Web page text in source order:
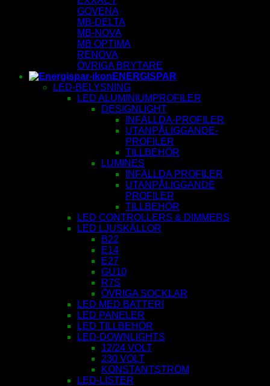
GOVENA
MB-DELTA
MB-NOVA
MB OPTIMA
RENOVA
ÖVRIGA BRYTARE
ENERGISPAR
LED-BELYSNING
LED ALUMINIUMPROFILER
DESIGNLIGHT
INFÄLLDA-PROFILER
UTANPÅLIGGANDE-
PROFILER
TILLBEHÖR
LUMINES
INFÄLLDA PROFILER
UTANPÅLIGGANDE
PROFILER
TILLBEHÖR
LED CONTROLLERS & DIMMERS
LED LJUSKÄLLOR
B22
E14
E27
GU10
R7S
ÖVRIGA SOCKLAR
LED MED BATTERI
LED PANELER
LED TILLBEHÖR
LED-DOWNLIGHTS
12/24 VOLT
230 VOLT
KONSTANTSTRÖM
LED-LISTER